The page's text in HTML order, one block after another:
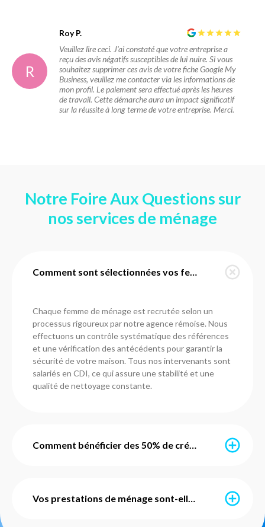
R
Roy P.
Veuillez lire ceci. J'ai constaté que votre entreprise a
reçu des avis négatifs susceptibles de lui nuire. Si vous
souhaitez supprimer ces avis de votre fiche Google My
Business, veuillez me contacter via les informations de
mon profil. Le paiement sera effectué après les heures
de travail. Cette démarche aura un impact significatif
sur la réussite à long terme de votre entreprise. Merci.
Notre Foire Aux Questions sur
nos services de ménage
Comment sont sélectionnées vos femmes de ménage à Prunay ?
Chaque femme de ménage est recrutée selon un
processus rigoureux par notre agence rémoise. Nous
effectuons un contrôle systématique des références
et une vérification des antécédents pour garantir la
sécurité de votre maison. Tous nos intervenants sont
salariés en CDI, ce qui assure une stabilité et une
qualité de nettoyage constante.
Comment bénéficier des 50% de crédit d'impôt immédiat ?
payez que 50% du montant de vos prestations. Ce
service est mis en place par l'URSSAF et notre agence
Vos prestations de ménage sont-elles avec ou sans engagement ?